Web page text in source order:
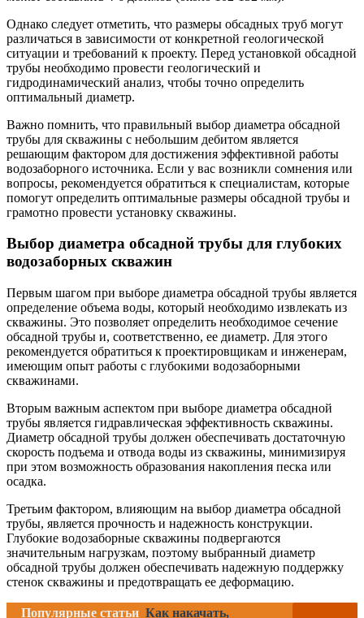
Однако следует отметить, что размеры обсадных труб могут
различаться в зависимости от конкретной геологической
ситуации и требований к проекту. Перед установкой обсадной
трубы необходимо провести геологический и
гидродинамический анализ, чтобы точно определить
оптимальный диаметр.
Важно помнить, что правильный выбор диаметра обсадной
трубы для скважины с небольшим дебитом является
решающим фактором для достижения эффективной работы
водозаборного источника. Если у вас возникли сомнения или
вопросы, рекомендуется обратиться к специалистам, которые
помогут определить оптимальные размеры обсадной трубы и
грамотно провести установку скважины.
Выбор диаметра обсадной трубы для глубоких
водозаборных скважин
Первым шагом при выборе диаметра обсадной трубы является
определение объема воды, который необходимо извлекать из
скважины. Это позволяет определить необходимое сечение
обсадной трубы и, соответственно, ее диаметр. Для этого
рекомендуется обратиться к проектировщикам и инженерам,
имеющим опыт работы с глубокими водозаборными
скважинами.
Вторым важным аспектом при выборе диаметра обсадной
трубы является гидравлическая эффективность скважины.
Диаметр обсадной трубы должен обеспечивать достаточную
скорость подъема и отвода воды из скважины, минимизируя
при этом возможность образования накопления песка или
осадка.
Третьим фактором, влияющим на выбор диаметра обсадной
трубы, является прочность и надежность конструкции.
Глубокие водозаборные скважины подвергаются
значительным нагрузкам, поэтому выбранный диаметр
обсадной трубы должен обеспечивать надежную поддержку
стенок скважины и предотвращать ее деформацию.
Популярные статьи Как накачать,